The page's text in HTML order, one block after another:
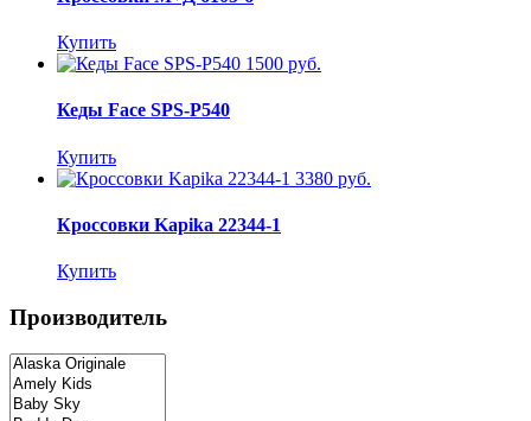
Купить
1500 руб.
Кеды Face SPS-P540
Купить
3380 руб.
Кроссовки Kapika 22344-1
Купить
Производитель